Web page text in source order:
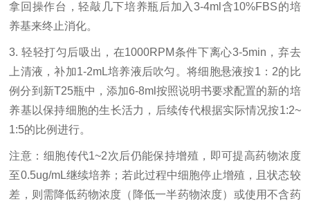
拿回操作台，轻敲几下培养瓶后加入3-4ml含10%FBS的培
养基来终止消化。
3. 轻轻打匀后吸出，在1000RPM条件下离心3-5min，弃去
上清液，补加1-2mL培养液后吹匀。将细胞悬液按1：2的比
例分到新T25瓶中，添加6-8ml按照说明书要求配置的新的培
养基以保持细胞的生长活力，后续传代根据实际情况按1:2~
1:5的比例进行。
注意：细胞传代1~2次后仍能保持增殖，即可提高药物浓度
至0.5ug/mL继续培养；若此过程中细胞停止增殖，且状态较
差，则需降低药物浓度（降低一半药物浓度）或使用不含药